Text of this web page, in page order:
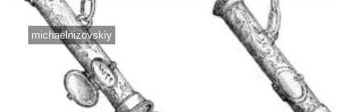
michaelnizovskiy